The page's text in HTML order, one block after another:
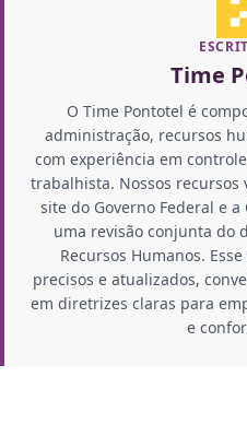
Time
O Time Pontotel é
administração, recursos
com experiência em
trabalhista. Nossos recursos
site do Governo Federal e
uma revisão conjunta do
Recursos Humanos.
precisos e atualizados,
em diretrizes claras para
e